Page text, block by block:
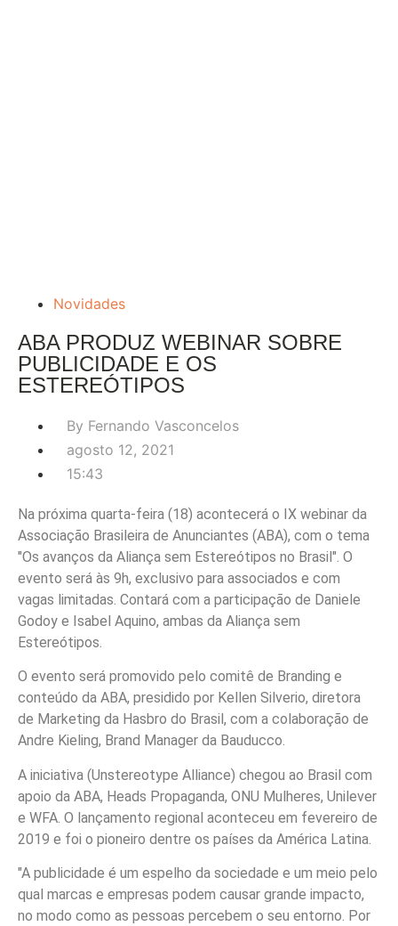
Novidades
ABA PRODUZ WEBINAR SOBRE
PUBLICIDADE E OS
ESTEREÓTIPOS
By Fernando Vasconcelos
agosto 12, 2021
15:43
Na próxima quarta-feira (18) acontecerá o IX webinar da
Associação Brasileira de Anunciantes (ABA), com o tema
"Os avanços da Aliança sem Estereótipos no Brasil". O
evento será às 9h, exclusivo para associados e com
vagas limitadas. Contará com a participação de Daniele
Godoy e Isabel Aquino, ambas da Aliança sem
Estereótipos.
O evento será promovido pelo comitê de Branding e
conteúdo da ABA, presidido por Kellen Silverio, diretora
de Marketing da Hasbro do Brasil, com a colaboração de
Andre Kieling, Brand Manager da Bauducco.
A iniciativa (Unstereotype Alliance) chegou ao Brasil com
apoio da ABA, Heads Propaganda, ONU Mulheres, Unilever
e WFA. O lançamento regional aconteceu em fevereiro de
2019 e foi o pioneiro dentre os países da América Latina.
"A publicidade é um espelho da sociedade e um meio pelo
qual marcas e empresas podem causar grande impacto,
no modo como as pessoas percebem o seu entorno. Por